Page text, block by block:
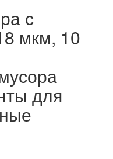
с
мкм, 10
для